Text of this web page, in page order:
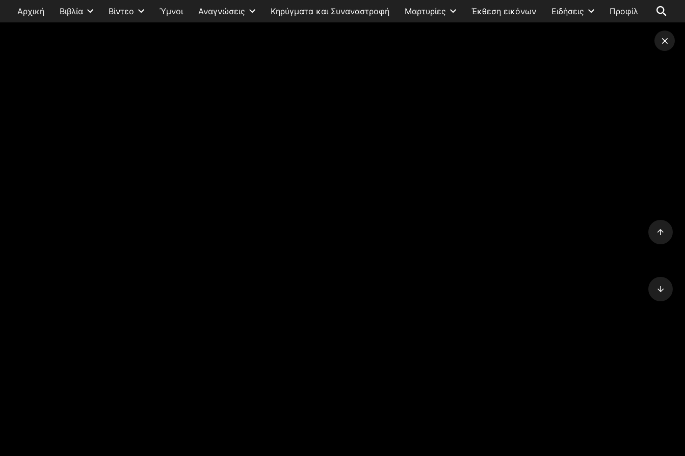
Αρχική Βιβλία Βίντεο Ύμνοι Αναγνώσεις Κηρύγματα και Συναναστροφή Μαρτυρίες Έκθεση εικόνων Ειδήσεις Προφίλ